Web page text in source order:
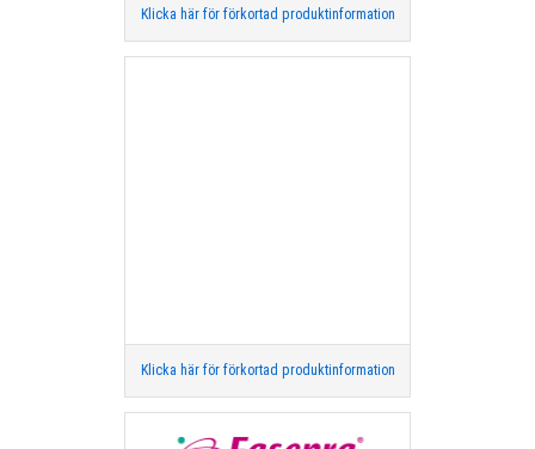
Klicka här för förkortad produktinformation
Klicka här för förkortad produktinformation